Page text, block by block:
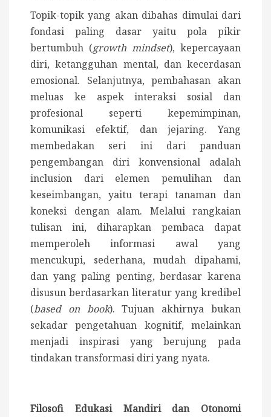
Topik-topik yang akan dibahas dimulai dari
fondasi paling dasar yaitu pola pikir
bertumbuh (growth mindset), kepercayaan
diri, ketangguhan mental, dan kecerdasan
emosional. Selanjutnya, pembahasan akan
meluas ke aspek interaksi sosial dan
profesional seperti kepemimpinan,
komunikasi efektif, dan jejaring. Yang
membedakan seri ini dari panduan
pengembangan diri konvensional adalah
inclusion dari elemen pemulihan dan
keseimbangan, yaitu terapi tanaman dan
koneksi dengan alam. Melalui rangkaian
tulisan ini, diharapkan pembaca dapat
memperoleh informasi awal yang
mencukupi, sederhana, mudah dipahami,
dan yang paling penting, berdasar karena
disusun berdasarkan literatur yang kredibel
(based on book). Tujuan akhirnya bukan
sekadar pengetahuan kognitif, melainkan
menjadi inspirasi yang berujung pada
tindakan transformasi diri yang nyata.
Filosofi Edukasi Mandiri dan Otonomi